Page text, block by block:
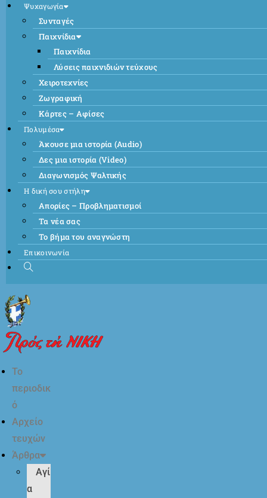
Ψυχαγωγία
Συνταγές
Παιχνίδια
Παιχνίδια
Λύσεις παιχνιδιών τεύχους
Χειροτεχνίες
Ζωγραφική
Κάρτες – Αφίσες
Πολυμέσα
Άκουσε μια ιστορία (Audio)
Δες μια ιστορία (Video)
Διαγωνισμός Ψαλτικής
Η δική σου στήλη
Απορίες – Προβληματισμοί
Τα νέα σας
Το βήμα του αναγνώστη
Επικοινωνία
Το
περιοδικ
ό
Αρχείο
τευχών
Άρθρα
Αγί
α